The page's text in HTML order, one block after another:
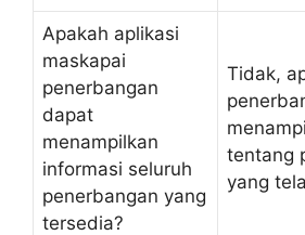
Apakah aplikasi
maskapai
penerbangan
dapat
menampilkan
informasi seluruh
penerbangan yang
tersedia?
Tidak,
tentang
yang